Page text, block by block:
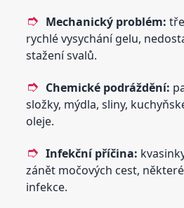
Mechanický problém:
rychlé vysychání gelu,
stažení svalů.
Chemické podráždění:
složky, mýdla, sliny,
oleje.
Infekční příčina:
zánět močových cest,
infekce.